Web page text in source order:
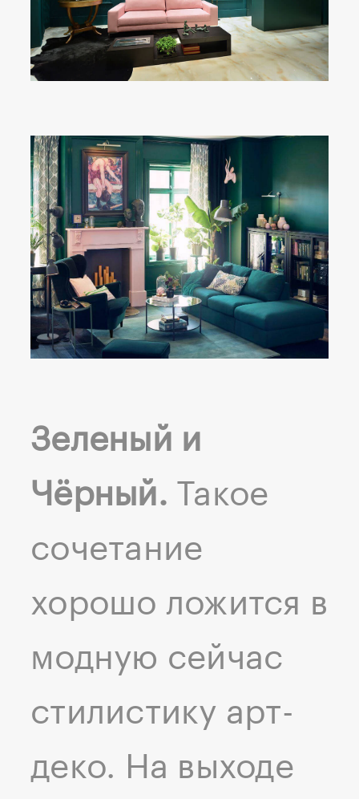
Зеленый и
Чёрный. Такое
сочетание
хорошо ложится в
модную сейчас
стилистику арт-
деко. На выходе